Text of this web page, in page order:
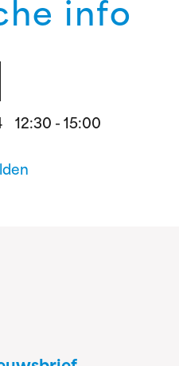
info
12:30 - 15:00